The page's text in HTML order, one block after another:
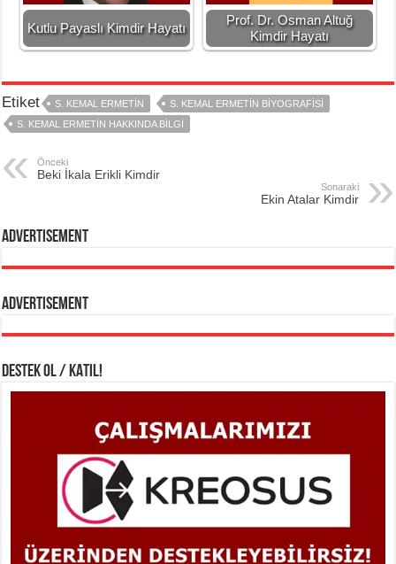
Kutlu Payaslı Kimdir Hayatı
Prof. Dr. Osman Altuğ
Kimdir Hayatı
Etiket S. KEMAL ERMETIN
S. KEMAL ERMETIN BIYOGRAFISI
S. KEMAL ERMETIN HAKKINDA BILGI
Önceki
Beki İkala Erikli Kimdir
Sonaraki
Ekin Atalar Kimdir
Advertisement
Advertisement
DESTEK OL / KATIL!